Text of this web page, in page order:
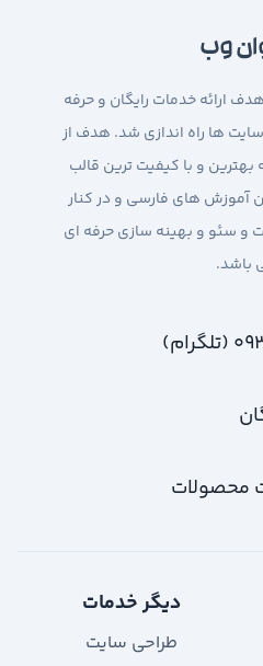
وب
وب در سال 1392 با هدف ارائه خدمات رایگان و حرفه
ها راه اندازی شد. هدف از
بهترین و با کیفیت ترین قالب
آموزش های فارسی و در کنار
و سئو و بهینه سازی حرفه ای
باشد.
محصولات
دیگر خدمات
طراحی سایت